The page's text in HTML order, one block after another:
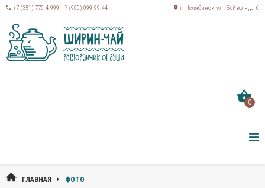
+7 (351) 776-4-999,+7 (900) 099-99-44 г. Челябинск, ул. Бейвеля, д. 6
0
ГЛАВНАЯ ФОТО